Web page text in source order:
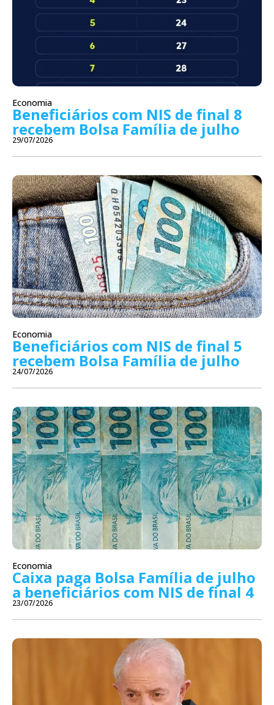
Economia
Beneficiários com NIS de final 8
recebem Bolsa Família de julho
29/07/2026
Economia
Beneficiários com NIS de final 5
recebem Bolsa Família de julho
24/07/2026
Economia
Caixa paga Bolsa Família de julho
a beneficiários com NIS de final 4
23/07/2026